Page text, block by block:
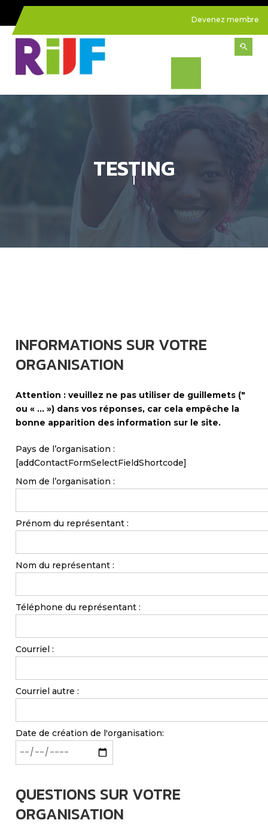
Devenez membre
TESTING
INFORMATIONS SUR VOTRE
ORGANISATION
Attention : veuillez ne pas utiliser de guillemets ("
ou « ... ») dans vos réponses, car cela empêche la
bonne apparition des information sur le site.
Pays de l’organisation :
[addContactFormSelectFieldShortcode]
Nom de l’organisation :
Prénom du représentant :
Nom du représentant :
Téléphone du représentant :
Courriel :
Courriel autre :
Date de création de l'organisation:
QUESTIONS SUR VOTRE
ORGANISATION